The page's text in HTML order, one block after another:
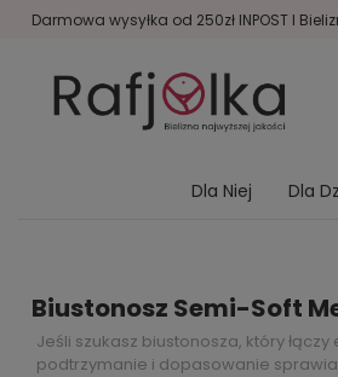
Darmowa wysyłka od 250zł INPOST I
Dla Niej Dla
Biustonosz Semi-Soft
Jeśli szukasz biustonosza, który
podtrzymanie i dopasowanie